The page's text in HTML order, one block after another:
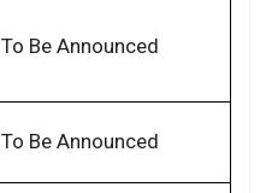
To Be Announced
To Be Announced